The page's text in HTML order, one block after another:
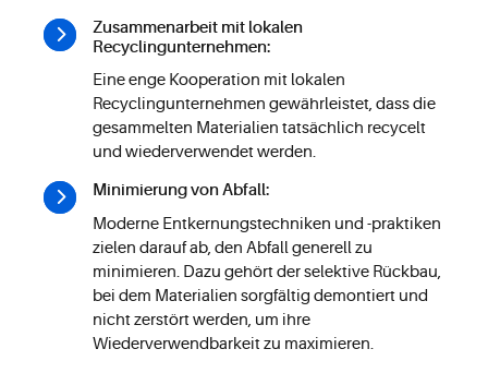
Zusammenarbeit mit lokalen
Recyclingunternehmen:
Eine enge Kooperation mit lokalen
Recyclingunternehmen gewährleistet, dass die
gesammelten Materialien tatsächlich recycelt
und wiederverwendet werden.
Minimierung von Abfall:
Moderne Entkernungstechniken und -praktiken
zielen darauf ab, den Abfall generell zu
minimieren. Dazu gehört der selektive Rückbau,
bei dem Materialien sorgfältig demontiert und
nicht zerstört werden, um ihre
Wiederverwendbarkeit zu maximieren.